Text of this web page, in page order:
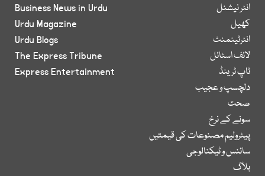
انٹر نیشنل
کھیل
انٹرٹینمنٹ
لائف اسٹائل
ٹاپ ٹرینڈ
دلچسپ و عجیب
صحت
سونے کے نرخ
پیٹرولیم مصنوعات کی قیمتیں
سائنس و ٹیکنالوجی
بلاگ
Business News in Urdu
Urdu Magazine
Urdu Blogs
The Express Tribune
Express Entertainment